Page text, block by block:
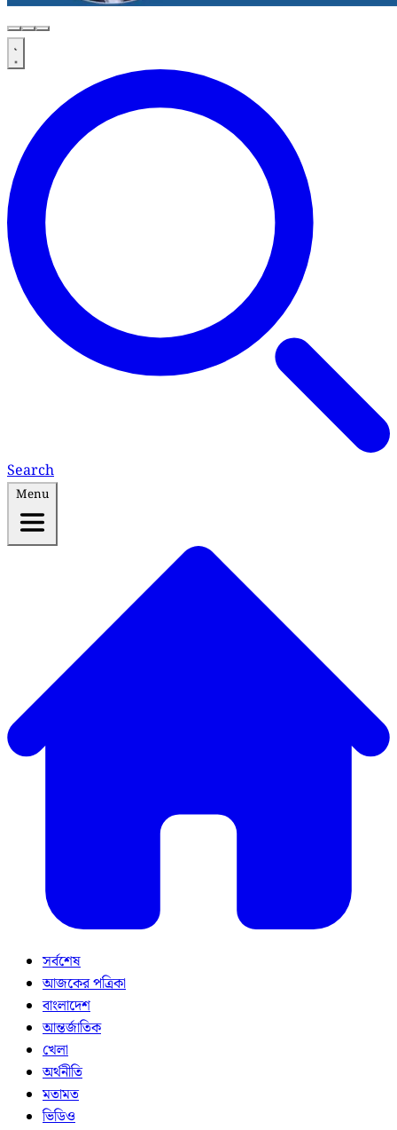
Search
Menu
সর্বশেষ
আজকের পত্রিকা
বাংলাদেশ
আন্তর্জাতিক
খেলা
অর্থনীতি
মতামত
ভিডিও